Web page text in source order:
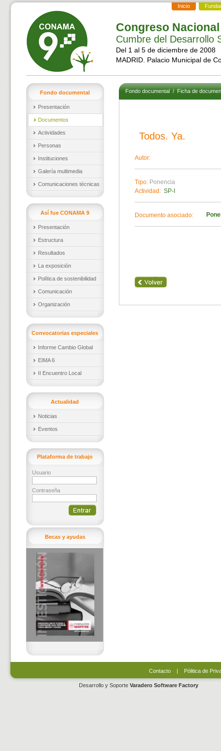
Inicio
Congreso
Cumbre del Desarrollo
Del 1 al 5 de diciembre de 2008
MADRID. Palacio Municipal de
Fondo documental
Presentación
Documentos
Actividades
Personas
Instituciones
Galería multimedia
Comunicaciones técnicas
Así fue CONAMA 9
Presentación
Estructura
Resultados
La exposición
Política de sostenibilidad
Comunicación
Organización
Convocatorias especiales
Informe Cambio Global
EIMA 6
II Encuentro Local
Actualidad
Noticias
Eventos
Plataforma de trabajo
Usuario
Contraseña
Becas y ayudas
Fondo documental/Ficha de
Todos. Ya.
Autor:
Tipo: Ponencia
Actividad: SP-I
Documento asociado:
Contacto| Pólitica de
Desarrollo y Soporte Varadero Software Factory